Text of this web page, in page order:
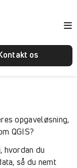
os
opgaveløsning,
QGIS?
hvordan du
så du nemt